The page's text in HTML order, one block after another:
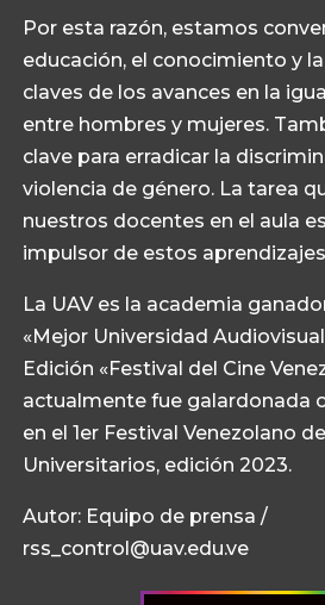
Por esta razón, estamos
educación, el conocimiento y
claves de los avances en la
entre hombres y mujeres.
clave para erradicar la
violencia de género. La tarea
nuestros docentes en el aula
impulsor de estos
La UAV es la academia
«Mejor Universidad Audiovisual
Edición «Festival del Cine
actualmente fue galardonada
en el 1er Festival Venezolano
Universitarios, edición 2023.
Autor: Equipo de prensa /
rss_control@uav.edu.ve